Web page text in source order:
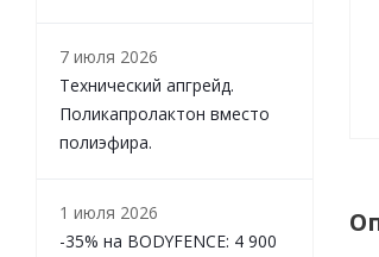
7 июля 2026
Технический апгрейд.
Поликапролактон вместо
полиэфира.
1 июля 2026
-35% на BODYFENCE: 4 900